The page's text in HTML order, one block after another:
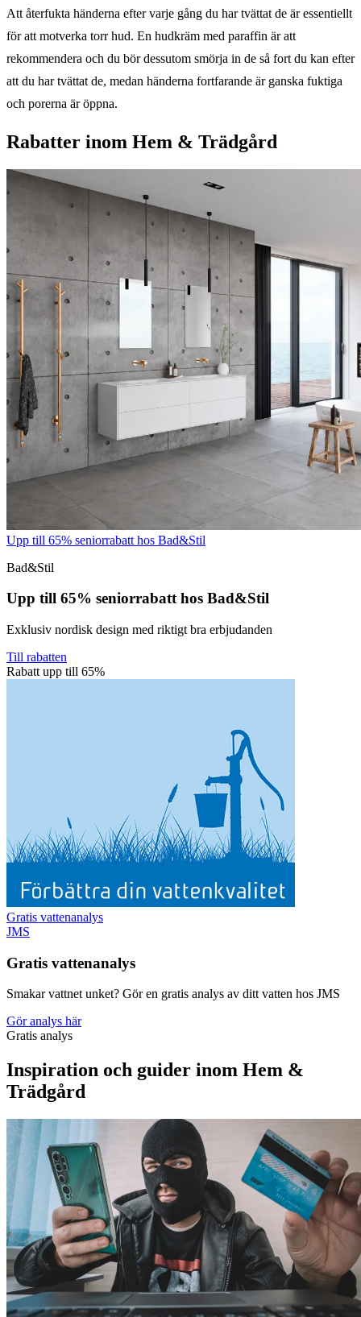
Att återfukta händerna efter varje gång du har tvättat de är essentiellt
för att motverka torr hud. En hudkräm med paraffin är att
rekommendera och du bör dessutom smörja in de så fort du kan efter
att du har tvättat de, medan händerna fortfarande är ganska fuktiga
och porerna är öppna.
Rabatter inom Hem & Trädgård
Upp till 65% seniorrabatt hos Bad&Stil
Bad&Stil
Upp till 65% seniorrabatt hos Bad&Stil
Exklusiv nordisk design med riktigt bra erbjudanden
Till rabatten
Rabatt upp till 65%
Gratis vattenanalys
JMS
Gratis vattenanalys
Smakar vattnet unket? Gör en gratis analys av ditt vatten hos JMS
Gör analys här
Gratis analys
Inspiration och guider inom Hem &
Trädgård